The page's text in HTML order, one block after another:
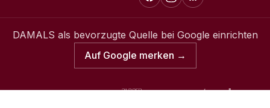
DAMALS als bevorzugte Quelle bei Google einrichten
Auf Google merken →